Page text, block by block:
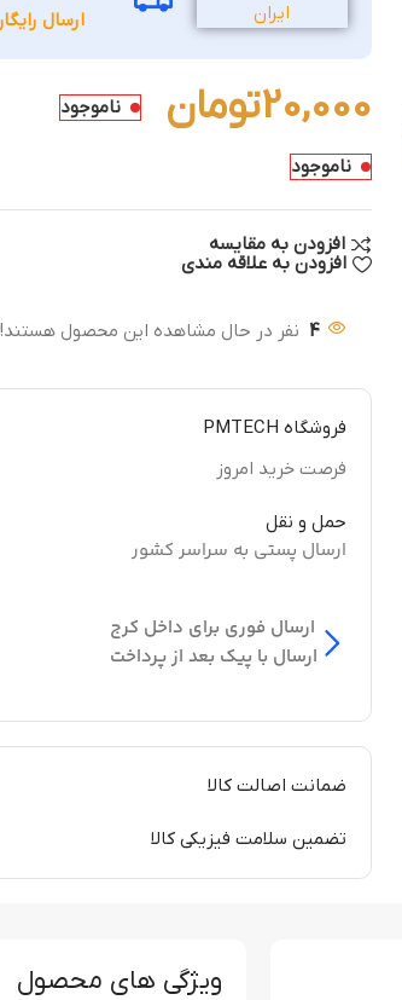
ایران
ارسال رایگان خرید
20,000تومان ناموجود
ناموجود
افزودن به مقایسه
افزودن به علاقه مندی
4 نفر در حال مشاهده این محصول هستند!
فروشگاه PMTECH
فرصت خرید امروز
حمل و نقل
ارسال پستی به سراسر کشور
ارسال فوری برای داخل کرج
ارسال با پیک بعد از پرداخت
ضمانت اصالت کالا
تضمین سلامت فیزیکی کالا
ویژگی های محصول